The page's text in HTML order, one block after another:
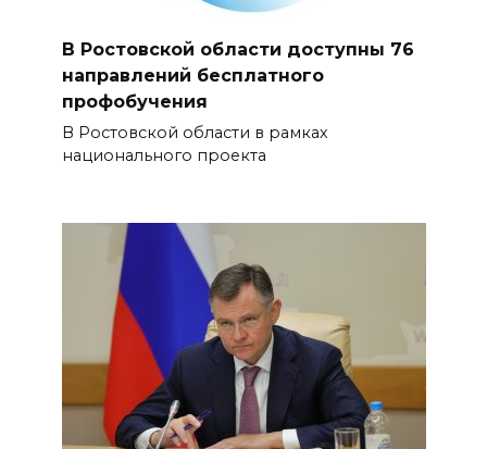
В Ростовской области доступны 76
направлений бесплатного
профобучения
В Ростовской области в рамках
национального проекта